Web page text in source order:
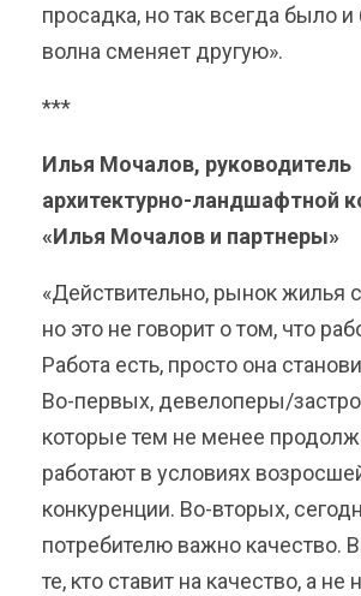
просадка, но так всегда было и
волна сменяет другую».
***
Илья Мочалов, руководитель
архитектурно-ландшафтной
«Илья Мочалов и партнеры»
«Действительно, рынок жилья
но это не говорит о том, что
Работа есть, просто она
Во-первых, девелоперы/
которые тем не менее
работают в условиях
конкуренции. Во-вторых,
потребителю важно качество.
те, кто ставит на качество, а не